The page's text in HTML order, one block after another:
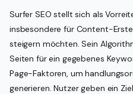
Surfer SEO stellt sich als
insbesondere für Content-
steigern möchten. Sein
Seiten für ein gegebenes
Page-Faktoren, um
generieren. Nutzer geben ein